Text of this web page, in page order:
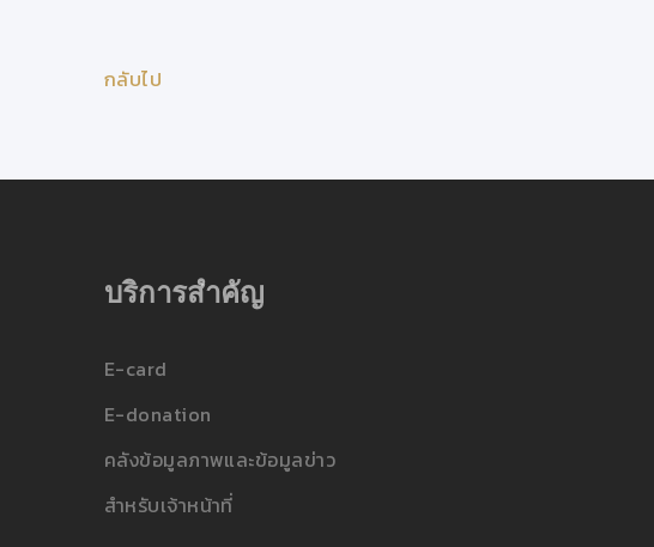
กลับไป
บริการสำคัญ
E-card
E-donation
คลังข้อมูลภาพและข้อมูลข่าว
สำหรับเจ้าหน้าที่